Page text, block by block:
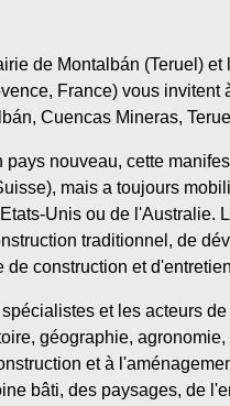
de Montalbán (Teruel)
France) vous
Cuencas Mineras,
nouveau, cette
mais a toujours
Unis ou de
traditionnel, de
de construction et
et les acteurs de
géographie,
et à
bâti, des paysages, de